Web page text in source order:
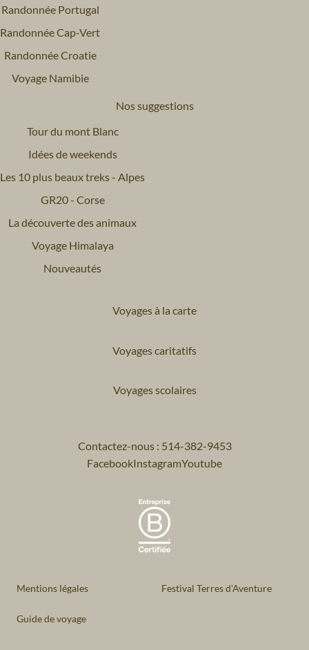
Randonnée Portugal
Randonnée Cap-Vert
Randonnée Croatie
Voyage Namibie
Nos suggestions
Tour du mont Blanc
Idées de weekends
Les 10 plus beaux treks - Alpes
GR20 - Corse
La découverte des animaux
Voyage Himalaya
Nouveautés
Voyages à la carte
Voyages caritatifs
Voyages scolaires
Contactez-nous : 514-382-9453
FacebookInstagramYoutube
Mentions légales Festival Terres d'Aventure
Guide de voyage